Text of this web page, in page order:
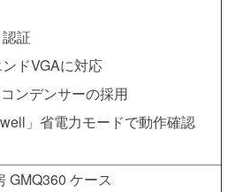
証
ンドVGAに対応
ンデンサーの採用
」省電力モードで動作確認
GMQ360 ケース